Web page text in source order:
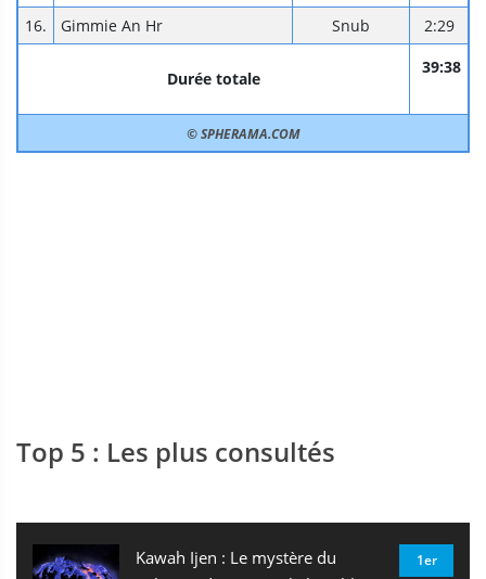
© SPHERAMA.COM
16. Gimmie An Hr Snub 2:29
Durée totale
39:38
Top 5 : Les plus consultés
Kawah Ijen : Le mystère du
1er